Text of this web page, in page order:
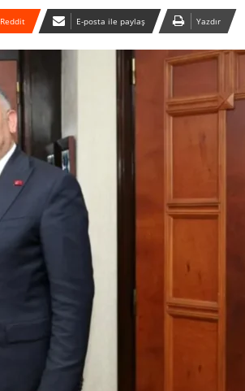
Reddit E-posta ile paylaş Yazdır